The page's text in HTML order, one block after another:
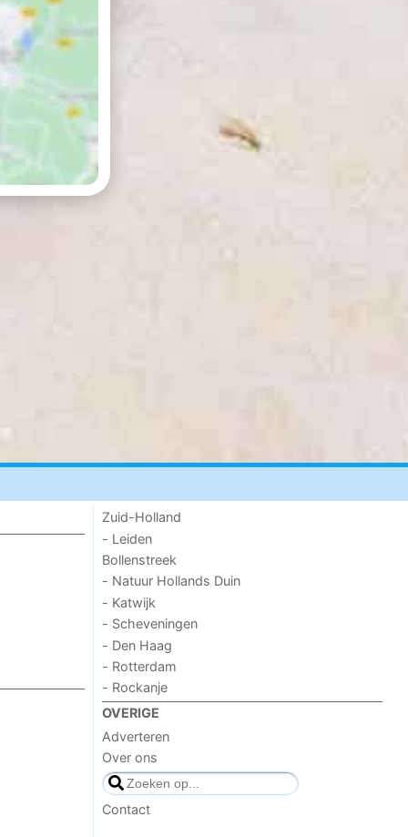
Zuid-Holland
- Leiden
Bollenstreek
- Natuur Hollands Duin
- Katwijk
- Scheveningen
- Den Haag
- Rotterdam
- Rockanje
OVERIGE
Adverteren
Over ons
Contact